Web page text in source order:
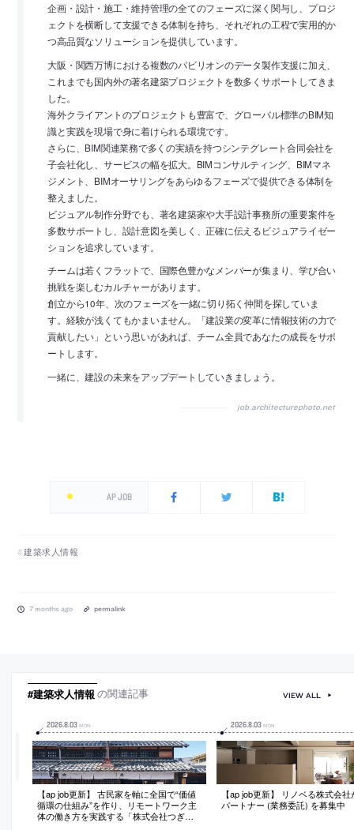
企画・設計・施工・維持管理の全てのフェーズに深く関与し、プロジ
ェクトを横断して支援できる体制を持ち、それぞれの工程で実用的か
つ高品質なソリューションを提供しています。
大阪・関西万博における複数のパビリオンのデータ製作支援に加え、
これまでも国内外の著名建築プロジェクトを数多くサポートしてきま
した。
海外クライアントのプロジェクトも豊富で、グローバル標準のBIM知
識と実践を現場で身に着けられる環境です。
さらに、BIM関連業務で多くの実績を持つシンテグレート合同会社を
子会社化し、サービスの幅を拡大。BIMコンサルティング、BIMマネ
ジメント、BIMオーサリングをあらゆるフェーズで提供できる体制を
整えました。
ビジュアル制作分野でも、著名建築家や大手設計事務所の重要案件を
多数サポートし、設計意図を美しく、正確に伝えるビジュアライゼー
ションを追求しています。
チームは若くフラットで、国際色豊かなメンバーが集まり、学び合い
挑戦を楽しむカルチャーがあります。
創立から10年、次のフェーズを一緒に切り拓く仲間を探していま
す。経験が浅くてもかまいません。「建設業の変革に情報技術の力で
貢献したい」という思いがあれば、チーム全員であなたの成長をサポ
ートします。
一緒に、建設の未来をアップデートしていきましょう。
job.architecturephoto.net
AP JOB
建築求人情報
7 months ago permalink
#建築求人情報 の関連記事
2026.8.03 MON
【ap job更新】 古民家を軸に全国で“価値
循環の仕組み”を作り、リモートワーク主
体の働き方を実践する「株式会社つぎ
2026.8.03 MON
【ap job更新】 リノベる株式会
パートナー (業務委託) を募集中
VIEW ALL